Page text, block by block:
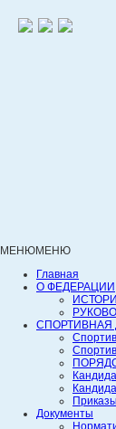
МЕНЮМЕНЮ
Главная
О ФЕДЕРАЦИИ
СПОРТИВНАЯ
Документы